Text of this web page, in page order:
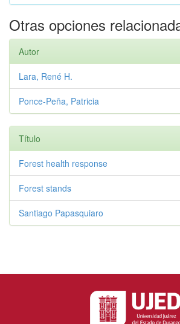
Otras opciones
Autor
Lara, René H.
Ponce-Peña, Patricia
Título
Forest health response
Forest stands
Santiago Papasquiaro